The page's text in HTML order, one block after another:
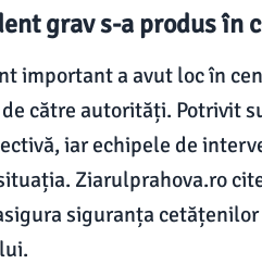
grav s-a produs în
important a avut loc în
către autorități. Potrivit
iar echipele de
Ziarulprahova.ro
siguranța